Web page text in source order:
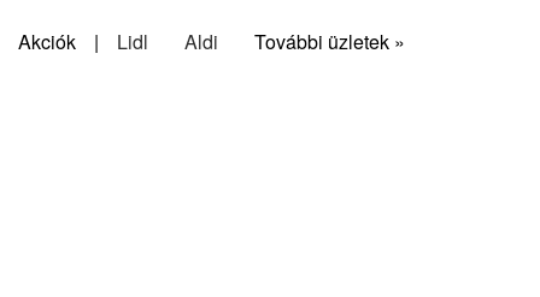
Akciók | Lidl Aldi További üzletek »